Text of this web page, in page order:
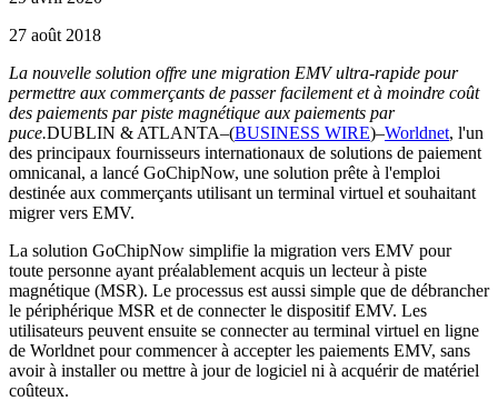
27 août 2018
La nouvelle solution offre une migration EMV ultra-rapide pour
permettre aux commerçants de passer facilement et à moindre coût
des paiements par piste magnétique aux paiements par
puce.DUBLIN & ATLANTA–(BUSINESS WIRE)–Worldnet, l'un
des principaux fournisseurs internationaux de solutions de paiement
omnicanal, a lancé GoChipNow, une solution prête à l'emploi
destinée aux commerçants utilisant un terminal virtuel et souhaitant
migrer vers EMV.
La solution GoChipNow simplifie la migration vers EMV pour
toute personne ayant préalablement acquis un lecteur à piste
magnétique (MSR). Le processus est aussi simple que de débrancher
le périphérique MSR et de connecter le dispositif EMV. Les
utilisateurs peuvent ensuite se connecter au terminal virtuel en ligne
de Worldnet pour commencer à accepter les paiements EMV, sans
avoir à installer ou mettre à jour de logiciel ni à acquérir de matériel
coûteux.